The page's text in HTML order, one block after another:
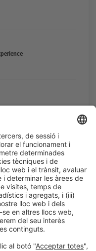
de privacitat